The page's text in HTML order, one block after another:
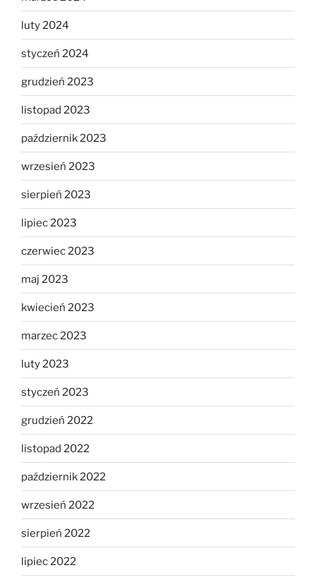
luty 2024
styczeń 2024
grudzień 2023
listopad 2023
październik 2023
wrzesień 2023
sierpień 2023
lipiec 2023
czerwiec 2023
maj 2023
kwiecień 2023
marzec 2023
luty 2023
styczeń 2023
grudzień 2022
listopad 2022
październik 2022
wrzesień 2022
sierpień 2022
lipiec 2022